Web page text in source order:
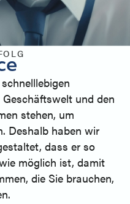
und den
stehen, um
Deshalb haben wir
dass er so
möglich ist, damit
die Sie brauchen,